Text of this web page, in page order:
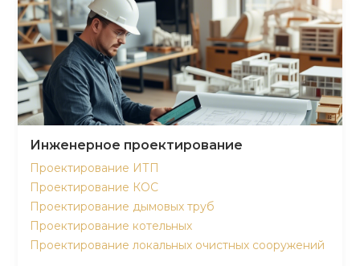
Инженерное проектирование
Проектирование ИТП
Проектирование КОС
Проектирование дымовых труб
Проектирование котельных
Проектирование локальных очистных сооружений